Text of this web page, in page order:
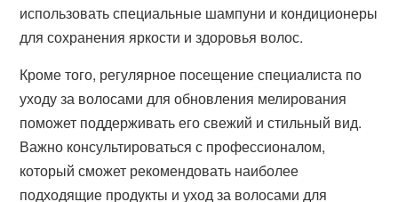
использовать специальные шампуни и кондиционеры
для сохранения яркости и здоровья волос.
Кроме того, регулярное посещение специалиста по
уходу за волосами для обновления мелирования
поможет поддерживать его свежий и стильный вид.
Важно консультироваться с профессионалом,
который сможет рекомендовать наиболее
подходящие продукты и уход за волосами для